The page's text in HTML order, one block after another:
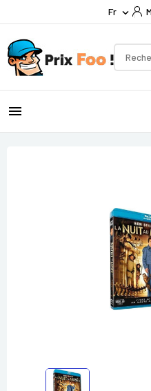
Fr 
